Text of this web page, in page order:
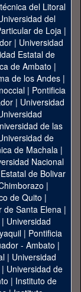
del Litoral
del
de Loja|
| Universidad
Estatal de
de Ambato |
de los Andes|
| Pontificia
| Universidad
de las
de
de Machala|
Nacional
de Bolivar
|
de Quito |
de Santa Elena|
| Universidad
| Pontificia
- Ambato |
| Universidad
Universidad de
| Instituto de